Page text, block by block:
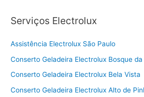
Serviços Electrolux
Assistência Electrolux São Paulo
Conserto Geladeira Electrolux Bosque
Conserto Geladeira Electrolux Bela Vista
Conserto Geladeira Electrolux Alto de